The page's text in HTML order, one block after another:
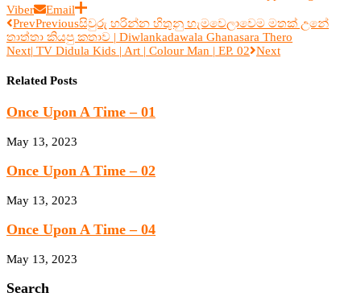
Viber
Email
PrevPreviousසිවුරු හරින්න හිතුනු හැමවෙලාවෙම මතක් උනේ
තාත්තා කියපු කතාව | Diwlankadawala Ghanasara Thero
Next| TV Didula Kids | Art | Colour Man | EP. 02 Next
Related Posts
Once Upon A Time – 01
May 13, 2023
Once Upon A Time – 02
May 13, 2023
Once Upon A Time – 04
May 13, 2023
Search